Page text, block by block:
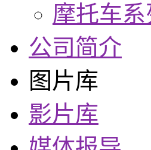
摩托车系
公司简介
图片库
影片库